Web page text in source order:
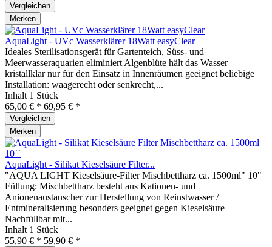
Vergleichen
Merken
AquaLight - UVc Wasserklärer 18Watt easyClear
Ideales Sterilisationsgerät für Gartenteich, Süss- und
Meerwasseraquarien eliminiert Algenblüte hält das Wasser
kristallklar nur für den Einsatz in Innenräumen geeignet beliebige
Installation: waagerecht oder senkrecht,...
Inhalt 1 Stück
65,00 € * 69,95 € *
Vergleichen
Merken
AquaLight - Silikat Kieselsäure Filter...
"AQUA LIGHT Kieselsäure-Filter Mischbettharz ca. 1500ml" 10"
Füllung: Mischbettharz besteht aus Kationen- und
Anionenaustauscher zur Herstellung von Reinstwasser /
Entmineralisierung besonders geeignet gegen Kieselsäure
Nachfüllbar mit...
Inhalt 1 Stück
55,90 € * 59,90 € *